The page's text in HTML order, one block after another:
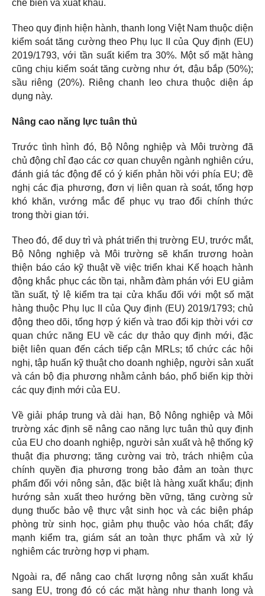
chế biến và xuất khẩu.
Theo quy định hiện hành, thanh long Việt Nam thuộc diện
kiểm soát tăng cường theo Phụ lục II của Quy định (EU)
2019/1793, với tần suất kiểm tra 30%. Một số mặt hàng
cũng chịu kiểm soát tăng cường như ớt, đậu bắp (50%);
sầu riêng (20%). Riêng chanh leo chưa thuộc diện áp
dụng này.
Nâng cao năng lực tuân thủ
Trước tình hình đó, Bộ Nông nghiệp và Môi trường đã
chủ động chỉ đạo các cơ quan chuyên ngành nghiên cứu,
đánh giá tác động để có ý kiến phản hồi với phía EU; đề
nghị các địa phương, đơn vị liên quan rà soát, tổng hợp
khó khăn, vướng mắc để phục vụ trao đổi chính thức
trong thời gian tới.
Theo đó, để duy trì và phát triển thị trường EU, trước mắt,
Bộ Nông nghiệp và Môi trường sẽ khẩn trương hoàn
thiện báo cáo kỹ thuật về việc triển khai Kế hoạch hành
động khắc phục các tồn tại, nhằm đàm phán với EU giảm
tần suất, tỷ lệ kiểm tra tại cửa khẩu đối với một số mặt
hàng thuộc Phụ lục II của Quy định (EU) 2019/1793; chủ
động theo dõi, tổng hợp ý kiến và trao đổi kịp thời với cơ
quan chức năng EU về các dự thảo quy định mới, đặc
biệt liên quan đến cách tiếp cận MRLs; tổ chức các hội
nghị, tập huấn kỹ thuật cho doanh nghiệp, người sản xuất
và cán bộ địa phương nhằm cảnh báo, phổ biến kịp thời
các quy định mới của EU.
Về giải pháp trung và dài hạn, Bộ Nông nghiệp và Môi
trường xác định sẽ nâng cao năng lực tuân thủ quy định
của EU cho doanh nghiệp, người sản xuất và hệ thống kỹ
thuật địa phương; tăng cường vai trò, trách nhiệm của
chính quyền địa phương trong bảo đảm an toàn thực
phẩm đối với nông sản, đặc biệt là hàng xuất khẩu; định
hướng sản xuất theo hướng bền vững, tăng cường sử
dụng thuốc bảo vệ thực vật sinh học và các biện pháp
phòng trừ sinh học, giảm phụ thuộc vào hóa chất; đẩy
mạnh kiểm tra, giám sát an toàn thực phẩm và xử lý
nghiêm các trường hợp vi phạm.
Ngoài ra, để nâng cao chất lượng nông sản xuất khẩu
sang EU, trong đó có các mặt hàng như thanh long và